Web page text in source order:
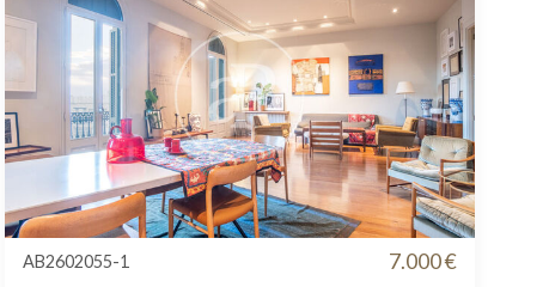
AB2602055-1 7.000 €